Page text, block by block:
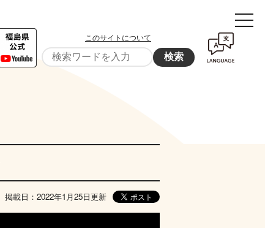
このサイトについて
検索
掲載日：2022年1月25日更新